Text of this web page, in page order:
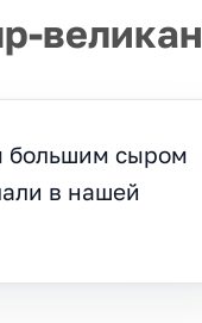
великан
большим сыром
в нашей